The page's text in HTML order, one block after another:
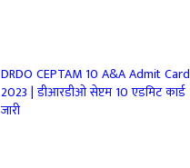
DRDO CEPTAM 10 A&A Admit Card
2023 | डीआरडीओ सेप्टम 10 एडमिट कार्ड
जारी